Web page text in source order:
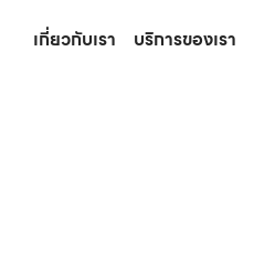
เกี่ยวกับเรา บริการของเรา